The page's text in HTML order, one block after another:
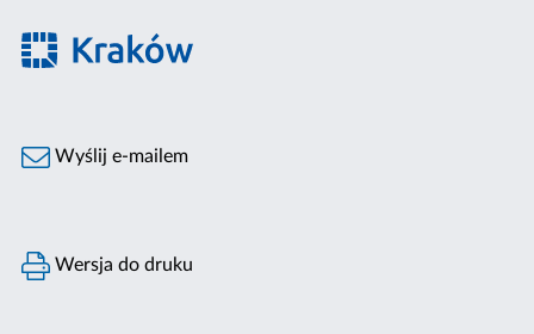
Wyślij e-mailem
Wersja do druku